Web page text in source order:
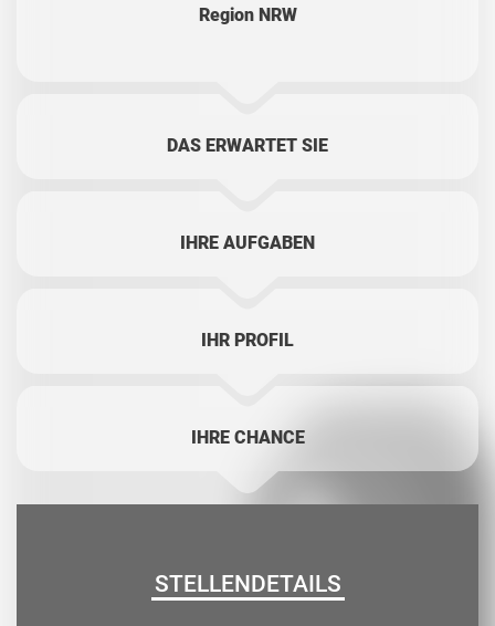
Region NRW
DAS ERWARTET SIE
IHRE AUFGABEN
IHR PROFIL
IHRE CHANCE
STELLENDETAILS